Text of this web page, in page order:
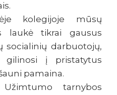
kolegijoje mūsų
laukė tikrai gausus
socialinių darbuotojų,
gilinosi į pristatytus
pamaina.
tarnybos